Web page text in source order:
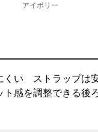
アイボリー
くい ストラップは
ト感を調整できる後